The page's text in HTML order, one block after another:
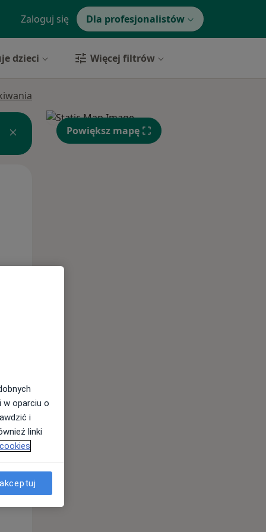
Zaloguj się Dla profesjonalistów
dzieci Więcej filtrów
Pon,
10 Sie
Powiększ mapę
w oparciu o
i
linki